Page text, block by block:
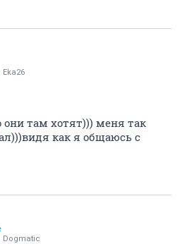
Eka26
они там хотят))) меня так
как я общаюсь с
Dogmatic